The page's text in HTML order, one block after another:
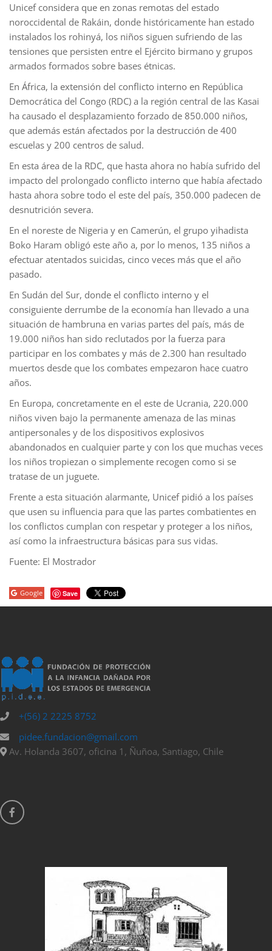
Unicef considera que en zonas remotas del estado
noroccidental de Rakáin, donde históricamente han estado
instalados los rohinyá, los niños siguen sufriendo de las
tensiones que persisten entre el Ejército birmano y grupos
armados formados sobre bases étnicas.
En África, la extensión del conflicto interno en República
Democrática del Congo (RDC) a la región central de las Kasai
ha causado el desplazamiento forzado de 850.000 niños,
que además están afectados por la destrucción de 400
escuelas y 200 centros de salud.
En esta área de la RDC, que hasta ahora no había sufrido del
impacto del prolongado conflicto interno que había afectado
hasta ahora sobre todo el este del país, 350.000 padecen de
desnutrición severa.
En el noreste de Nigeria y en Camerún, el grupo yihadista
Boko Haram obligó este año a, por lo menos, 135 niños a
efectuar atentados suicidas, cinco veces más que el año
pasado.
En Sudán del Sur, donde el conflicto interno y el
consiguiente derrumbe de la economía han llevado a una
situación de hambruna en varias partes del país, más de
19.000 niños han sido reclutados por la fuerza para
participar en los combates y más de 2.300 han resultado
muertos desde que los combates empezaron hace cuatro
años.
En Europa, concretamente en el este de Ucrania, 220.000
niños viven bajo la permanente amenaza de las minas
antipersonales y de los dispositivos explosivos
abandonados en cualquier parte y con los que muchas veces
los niños tropiezan o simplemente recogen como si se
tratase de un juguete.
Frente a esta situación alarmante, Unicef pidió a los países
que usen su influencia para que las partes combatientes en
los conflictos cumplan con respetar y proteger a los niños,
así como la infraestructura básicas para sus vidas.
Fuente: El Mostrador
Google Save
+(56) 2 2225 8752
pidee.fundacion@gmail.com
Av. Holanda 3607, oficina 1, Ñuñoa, Santiago, Chile